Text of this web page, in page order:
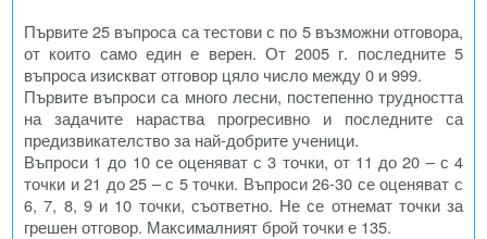
Първите 25 въпроса са тестови с по 5 възможни отговора,
от които само един е верен. От 2005 г. последните 5
въпроса изискват отговор цяло число между 0 и 999.
Първите въпроси са много лесни, постепенно трудността
на задачите нараства прогресивно и последните са
предизвикателство за най-добрите ученици.
Въпроси 1 до 10 се оценяват с 3 точки, от 11 до 20 – с 4
точки и 21 до 25 – с 5 точки. Въпроси 26-30 се оценяват с
6, 7, 8, 9 и 10 точки, съответно. Не се отнемат точки за
грешен отговор. Максималният брой точки е 135.